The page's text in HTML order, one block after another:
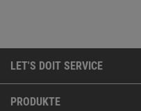
LET'S DOIT SERVICE
PRODUKTE